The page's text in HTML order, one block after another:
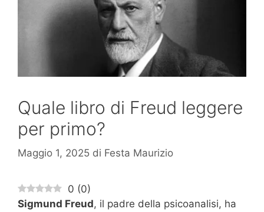
Quale libro di Freud leggere
per primo?
Maggio 1, 2025 di Festa Maurizio
0 (0)
Sigmund Freud, il padre della psicoanalisi, ha